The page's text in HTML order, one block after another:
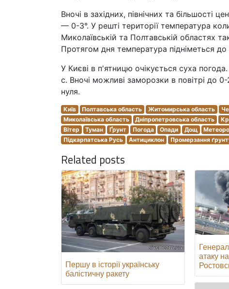
Вночі в західних, північних та більшості
— 0-3°. У решті території температура
Миколаївській та Полтавській областях
Протягом дня температура підніметься до
У Києві в п'ятницю очікується суха
с. Вночі можливі заморозки в повітрі до
нуля.
Київ Полтавська область Житомирська область
Миколаївська область
Дніпропетровська область
Вітер
Туман Ґрунт Погода Опади Дощ
Підкарпатська Русь
Антициклон Промерзання
Related posts
Першу в історії українську
балістичну ракету
атаку